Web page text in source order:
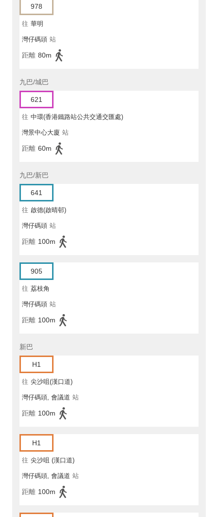
978
往 華明
灣仔碼頭 站
距離 80m
九巴/城巴
621
往 中環(香港鐵路站公共交通交匯處)
灣景中心大廈 站
距離 60m
九巴/新巴
641
往 啟德(啟晴邨)
灣仔碼頭 站
距離 100m
905
往 荔枝角
灣仔碼頭 站
距離 100m
新巴
H1
往 尖沙咀(漢口道)
灣仔碼頭, 會議道 站
距離 100m
H1
往 尖沙咀 (漢口道)
灣仔碼頭, 會議道 站
距離 100m